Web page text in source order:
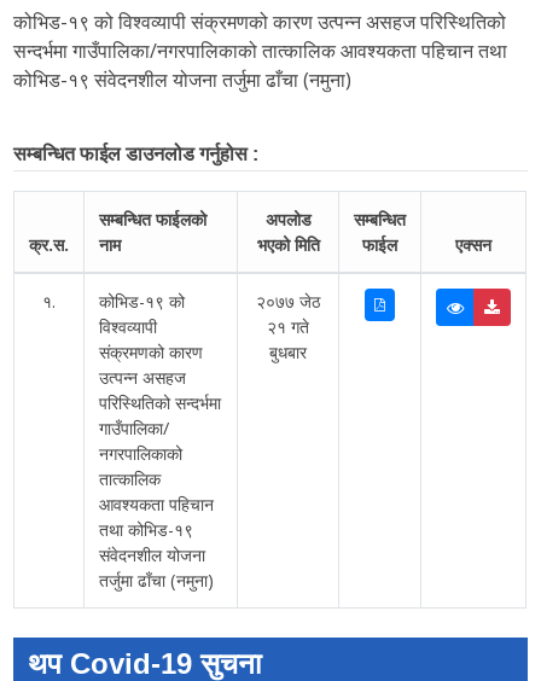
कोभिड-१९ को विश्वव्यापी संक्रमणको कारण उत्पन्न असहज परिस्थितिको
सन्दर्भमा गाउँपालिका/नगरपालिकाको तात्कालिक आवश्यकता पहिचान तथा
कोभिड-१९ संवेदनशील योजना तर्जुमा ढाँचा (नमुना)
सम्बन्धित फाईल डाउनलोड गर्नुहोस :
क्र.स.
सम्बन्धित फाईलको
नाम
अपलोड
भएको मिति
सम्बन्धित
फाईल
एक्सन
१.
कोभिड-१९ को
विश्वव्यापी
संक्रमणको कारण
उत्पन्न असहज
परिस्थितिको सन्दर्भमा
गाउँपालिका/
नगरपालिकाको
तात्कालिक
आवश्यकता पहिचान
तथा कोभिड-१९
संवेदनशील योजना
तर्जुमा ढाँचा (नमुना)
२०७७ जेठ
२१ गते
बुधबार
थप Covid-19 सुचना